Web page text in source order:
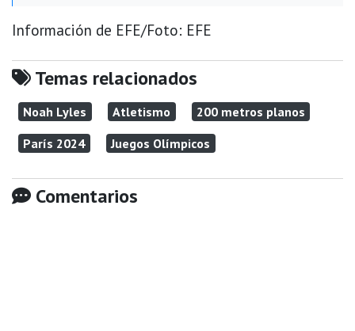
Información de EFE/Foto: EFE
Temas relacionados
Noah Lyles Atletismo
200 metros planos
París 2024
Juegos Olímpicos
Comentarios